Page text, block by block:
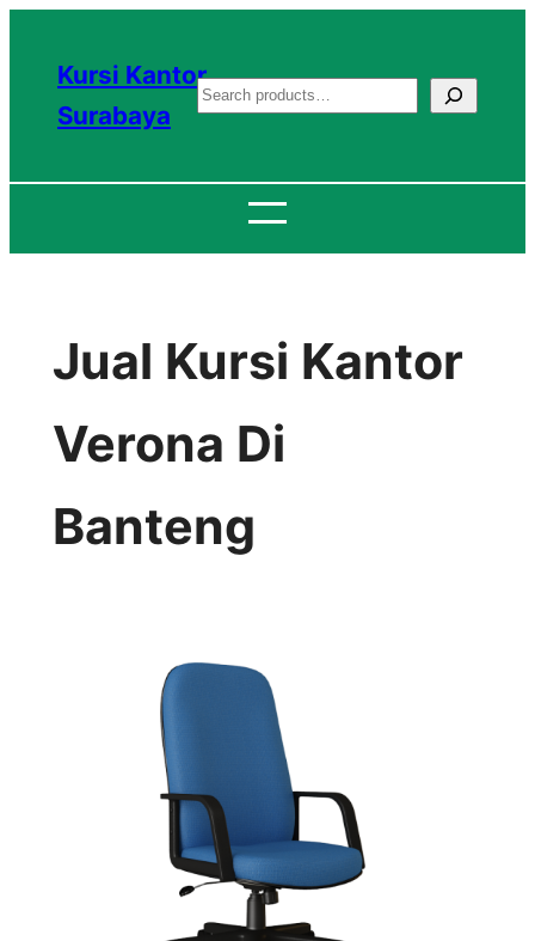
konten
Kursi Kantor
Surabaya
S
a
c
Jual Kursi Kantor
Verona Di
Banteng